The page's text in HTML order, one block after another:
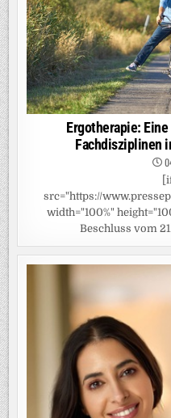
Ergotherapie:
Fachdisziplinen
src="https://
width="100%"
Beschluss vom